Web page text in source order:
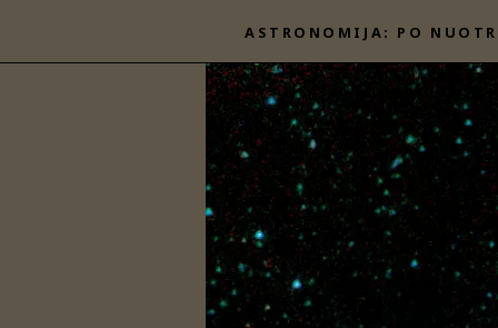
turinio
ASTRONOMIJA: PO